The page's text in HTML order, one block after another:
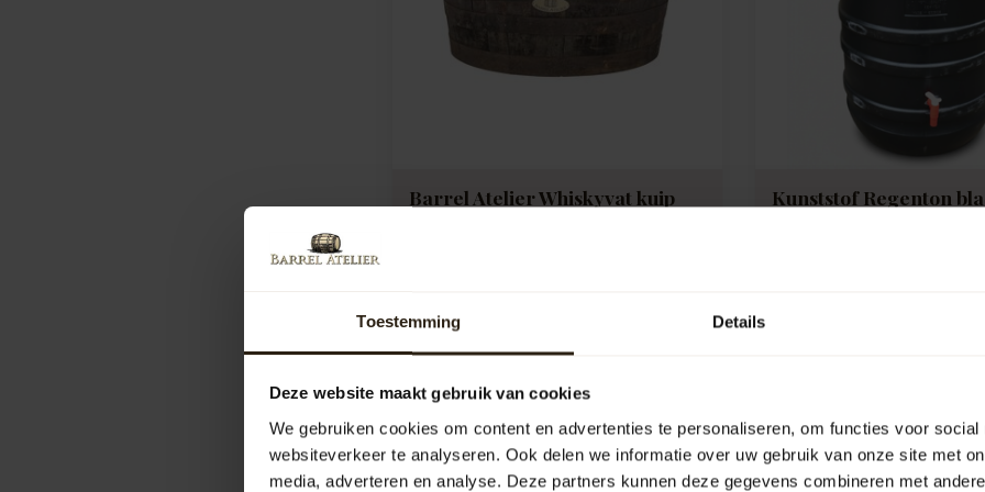
Toestemming Details
Deze website maakt gebruik van cookies
We gebruiken cookies om content en advertenties te personaliseren, om functies voor social
websiteverkeer te analyseren. Ook delen we informatie over uw gebruik van onze site met
media, adverteren en analyse. Deze partners kunnen deze gegevens combineren met
Barrel Atelier Whiskyvat kuip
Vergelijk
59,95 49,00
Kunststof Regenton